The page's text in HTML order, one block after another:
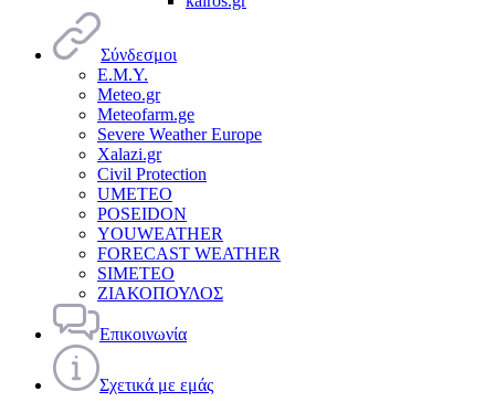
Σύνδεσμοι
Ε.Μ.Υ.
Meteo.gr
Meteofarm.ge
Severe Weather Europe
Xalazi.gr
Civil Protection
UMETEO
POSEIDON
YOUWEATHER
FORECAST WEATHER
SIMETEO
ΖΙΑΚΟΠΟΥΛΟΣ
Επικοινωνία
Σχετικά με εμάς